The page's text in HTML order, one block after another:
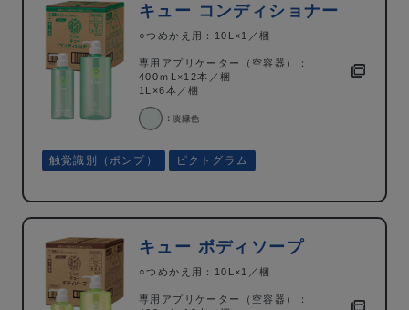
キュー コンディショナー
○つめかえ用：10L×1／梱
専用アプリケーター（空容器）：
400ｍL×12本／梱
1L×6本／梱
触覚識別（ポンプ） ピクトグラム
キュー ボディソープ
○つめかえ用：10L×1／梱
専用アプリケーター（空容器）：